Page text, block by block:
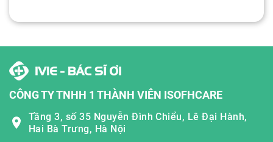
CÔNG TY TNHH 1 THÀNH VIÊN ISOFHCARE
Tầng 3, số 35 Nguyễn Đình Chiểu, Lê Đại Hành,
Hai Bà Trưng, Hà Nội